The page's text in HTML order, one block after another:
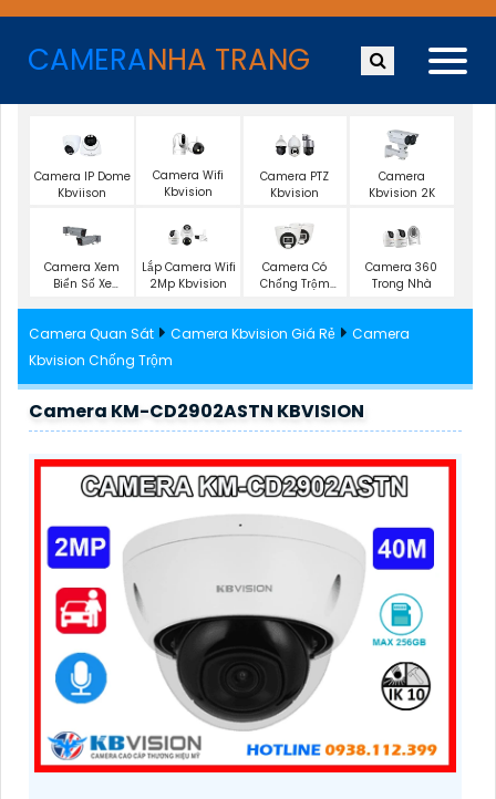
CAMERANHA TRANG
Camera IP Dome
Kbviison
Camera Wifi
Kbvision
Camera PTZ
Kbvision
Camera
Kbvision 2K
Camera Xem
Biển Số Xe
Lắp Camera Wifi
2Mp Kbvision
Camera Có
Chống Trộm
Camera 360
Trong Nhà
Camera Quan Sát Camera Kbvision Giá Rẻ
Camera
Kbvision Chống Trộm
Camera KM-CD2902ASTN KBVISION